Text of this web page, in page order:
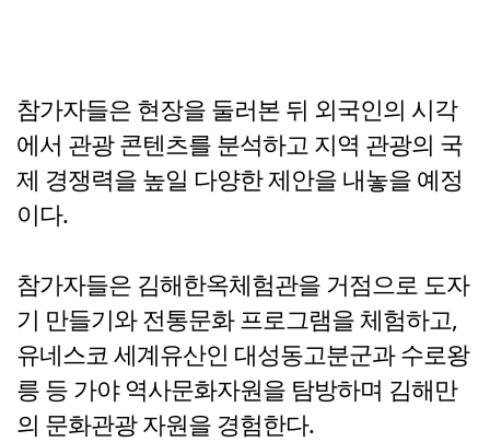
참가자들은 현장을 둘러본 뒤 외국인의 시각
에서 관광 콘텐츠를 분석하고 지역 관광의 국
제 경쟁력을 높일 다양한 제안을 내놓을 예정
이다.
참가자들은 김해한옥체험관을 거점으로 도자
기 만들기와 전통문화 프로그램을 체험하고,
유네스코 세계유산인 대성동고분군과 수로왕
릉 등 가야 역사문화자원을 탐방하며 김해만
의 문화관광 자원을 경험한다.